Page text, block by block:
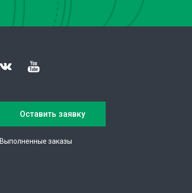
Оставить заявку
Выполненные заказы